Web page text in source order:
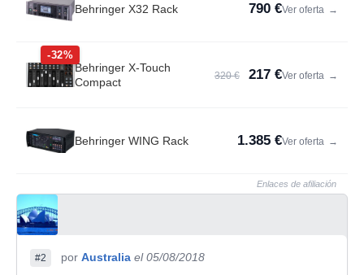
Behringer X32 Rack 790 €Ver oferta →
-32%
Behringer X-Touch
Compact
320 € 217 €Ver oferta →
Behringer WING Rack 1.385 €Ver oferta →
Enlaces de afiliación
#2 por Australia el 05/08/2018